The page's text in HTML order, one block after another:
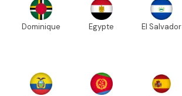
Dominique Egypte El Salvador